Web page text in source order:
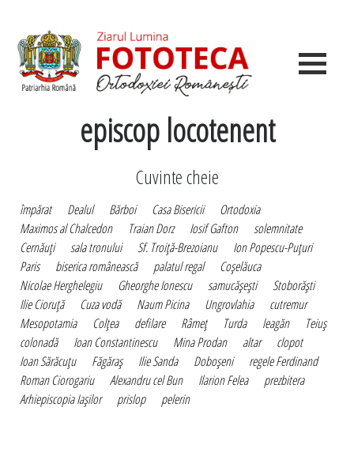
episcop locotenent
Cuvinte cheie
împărat Dealul Bărboi Casa Bisericii
Ortodoxia
Maximos al Chalcedon
Traian Dorz Iosif Gafton
solemnitate
Cernăuţi
sala tronului Sf. Troiţă-Brezoianu
Ion Popescu-Puţuri
Paris
biserica românească palatul regal
Coşelăuca
Nicolae Herghelegiu
Gheorghe Ionescu samucăşeşti
Stoborăşti
Ilie Cioruţă
Cuza vodă Naum Picina Ungrovlahia
cutremur
Mesopotamia
Colţea defilare Râmeţ Turda leagăn
Teiuş
colonadă
Ioan Constantinescu Mina Prodan altar
clopot
Ioan Sărăcuţu
Făgăraş Ilie Sanda Doboşeni
regele Ferdinand
Roman Ciorogariu
Alexandru cel Bun Ilarion Felea
prezbitera
Arhiepiscopia Iaşilor
prislop pelerin